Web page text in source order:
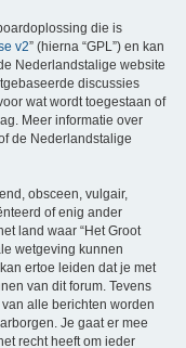
die is
v2” (hierna “GPL”) en kan
Nederlandstalige website
discussies
wat wordt toegestaan of
Meer informatie over
de Nederlandstalige
obsceen, vulgair,
of enig ander
land waar “Het Groot
wetgeving kunnen
ertoe leiden dat je met
van dit forum. Tevens
alle berichten worden
Je gaat er mee
recht heeft om ieder